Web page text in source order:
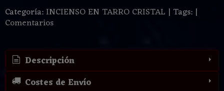
Categoría:INCIENSO EN TARRO CRISTAL | Tags: |
Comentarios
Descripción
Costes de Envío